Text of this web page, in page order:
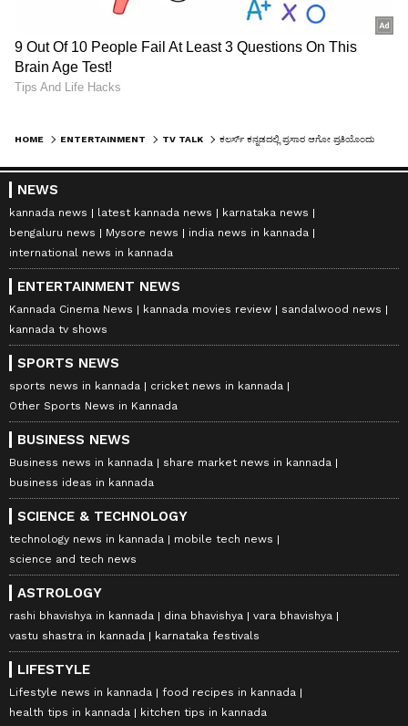
HOME ENTERTAINMENT TV TALK
NEWS
kannada news latest kannada news
karnataka news
bengaluru news
Mysore news
india news in kannada
international news in kannada
ENTERTAINMENT NEWS
Kannada Cinema News kannada movies review
sandalwood news
kannada tv shows
SPORTS NEWS
sports news in kannada
cricket news in kannada
Other Sports News in Kannada
BUSINESS NEWS
Business news in kannada
share market news in kannada
business ideas in kannada
SCIENCE & TECHNOLOGY
technology news in kannada
mobile tech news
science and tech news
ASTROLOGY
rashi bhavishya in kannada dina bhavishya
vara bhavishya
vastu shastra in kannada
karnataka festivals
LIFESTYLE
Lifestyle news in kannada
food recipes in kannada
health tips in kannada
kitchen tips in kannada